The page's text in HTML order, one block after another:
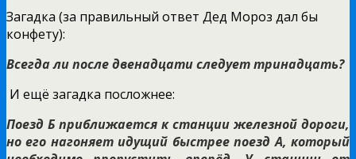
Загадка (за правильный ответ Дед Мороз дал бы
конфету):
Всегда ли после двенадцати следует тринадцать?
И ещё загадка посложнее:
Поезд Б приближается к станции железной дороги,
но его нагоняет идущий быстрее поезд А, который